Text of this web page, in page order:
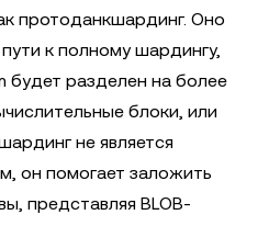
протоданкшардинг. Оно
к полному шардингу,
будет разделен на более
блоки, или
не является
он помогает заложить
представляя BLOB-